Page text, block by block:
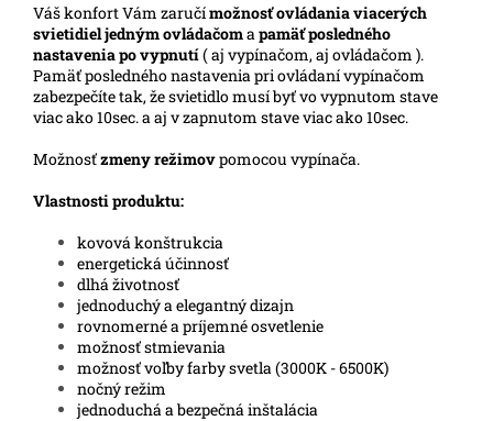
Váš konfort Vám zaručímožnosť ovládania viacerých
svietidiel jedným ovládačomapamäť posledného
nastavenia po vypnutí( aj vypínačom, aj ovládačom ).
Pamäť posledného nastavenia pri ovládaní vypínačom
zabezpečíte tak, že svietidlo musí byť vo vypnutom stave
viac ako 10sec. a aj v zapnutom stave viac ako 10sec.
Možnosťzmeny režimovpomocou vypínača.
Vlastnosti produktu:
kovová konštrukcia
energetická účinnosť
dlhá životnosť
jednoduchý a elegantný dizajn
rovnomerné a príjemné osvetlenie
možnosť stmievania
možnosť voľby farby svetla (3000K - 6500K)
nočný režim
jednoduchá a bezpečná inštalácia